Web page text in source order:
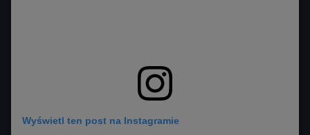
Wyświetl ten post na Instagramie